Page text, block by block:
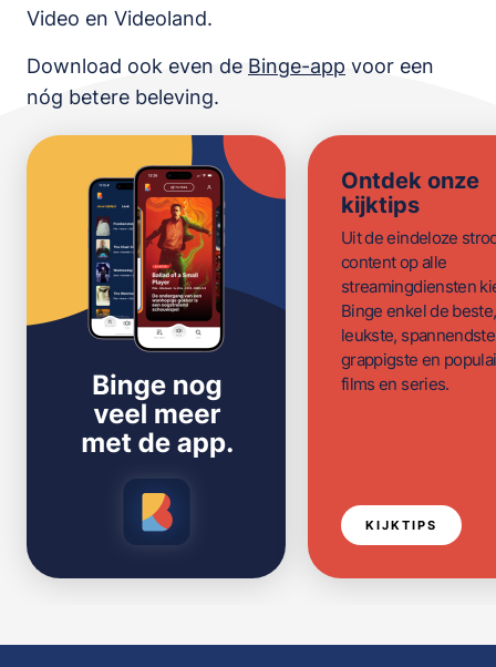
Video en Videoland.
Download ook even de Binge-app voor een
nóg betere beleving.
Ontdek onze
kijktips
Uit de eindeloze
content op alle
streamingdiensten
Binge enkel de beste,
leukste,
grappigste en
films en series.
KIJKTIPS